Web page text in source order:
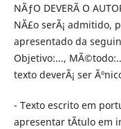
NÃƒO DEVERÃ O
NÃ£o serÃ¡ admitido,
apresentado da
Objetivo:...,
texto deverÃ¡ ser
- Texto escrito em
apresentar tÃ­tulo em